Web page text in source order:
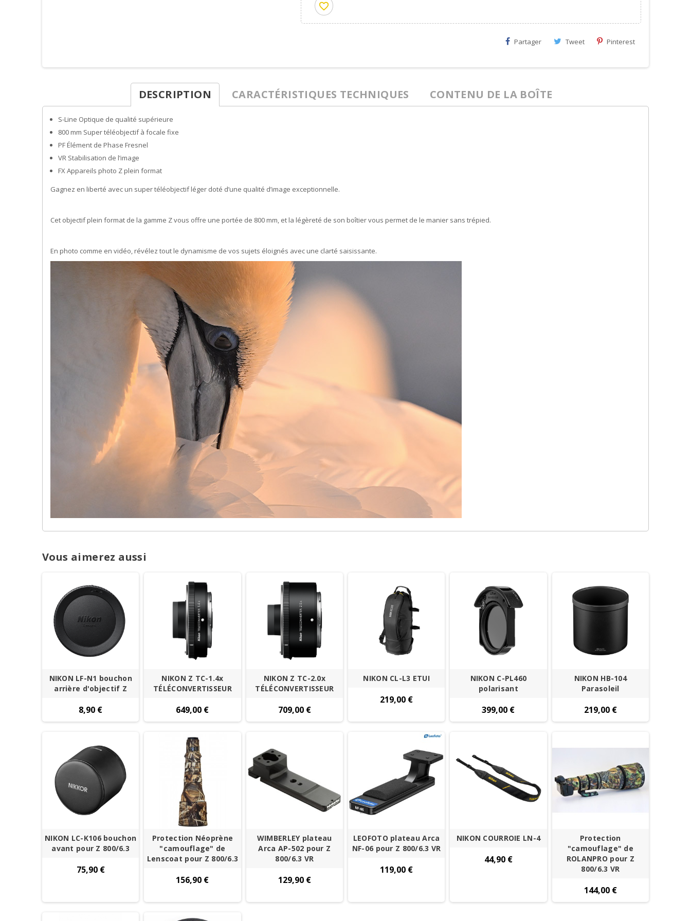
favorite_border
Partager Tweet Pinterest
DESCRIPTION CARACTÉRISTIQUES TECHNIQUES CONTENU DE LA BOÎTE
S-Line Optique de qualité supérieure
800 mm Super téléobjectif à focale fixe
PF Élément de Phase Fresnel
VR Stabilisation de l’image
FXAppareils photo Z plein format
Gagnez en liberté avec un super téléobjectif léger doté d’une qualité d’image exceptionnelle.
Cet objectif plein format de la gamme Z vous offre une portée de 800 mm, et la légèreté de son boîtier vous permet de le manier sans trépied.
En photo comme en vidéo, révélez tout le dynamisme de vos sujets éloignés avec une clarté saisissante.
Vous aimerez aussi
NIKON LF-N1 bouchon
arrière d'objectif Z
8,90 €
NIKON Z TC-1.4x
TÉLÉCONVERTISSEUR
649,00 €
NIKON Z TC-2.0x
TÉLÉCONVERTISSEUR
709,00 €
NIKON CL-L3 ETUI
219,00 €
NIKON C-PL460
polarisant
399,00 €
NIKON HB-104
Parasoleil
219,00 €
NIKON LC-K106 bouchon
avant pour Z 800/6.3
75,90 €
Protection Néoprène
"camouflage" de
Lenscoat pour Z 800/6.3
156,90 €
WIMBERLEY plateau
Arca AP-502 pour Z
800/6.3 VR
129,90 €
LEOFOTO plateau Arca
NF-06 pour Z 800/6.3 VR
119,00 €
NIKON COURROIE LN-4
44,90 €
Protection
"camouflage" de
ROLANPRO pour Z
800/6.3 VR
144,00 €